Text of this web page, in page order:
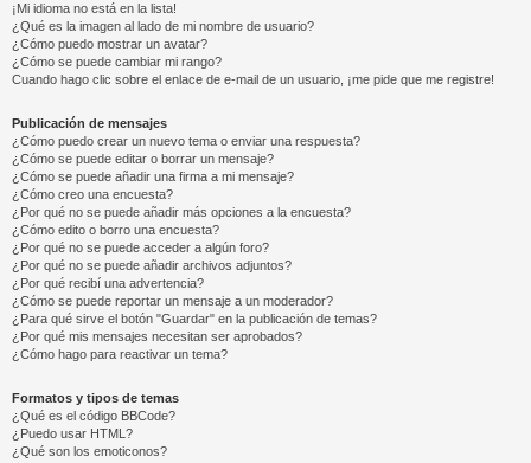
¡Mi idioma no está en la lista!
¿Qué es la imagen al lado de mi nombre de usuario?
¿Cómo puedo mostrar un avatar?
¿Cómo se puede cambiar mi rango?
Cuando hago clic sobre el enlace de e-mail de un usuario, ¡me pide que me registre!
Publicación de mensajes
¿Cómo puedo crear un nuevo tema o enviar una respuesta?
¿Cómo se puede editar o borrar un mensaje?
¿Cómo se puede añadir una firma a mi mensaje?
¿Cómo creo una encuesta?
¿Por qué no se puede añadir más opciones a la encuesta?
¿Cómo edito o borro una encuesta?
¿Por qué no se puede acceder a algún foro?
¿Por qué no se puede añadir archivos adjuntos?
¿Por qué recibí una advertencia?
¿Cómo se puede reportar un mensaje a un moderador?
¿Para qué sirve el botón "Guardar" en la publicación de temas?
¿Por qué mis mensajes necesitan ser aprobados?
¿Cómo hago para reactivar un tema?
Formatos y tipos de temas
¿Qué es el código BBCode?
¿Puedo usar HTML?
¿Qué son los emoticonos?